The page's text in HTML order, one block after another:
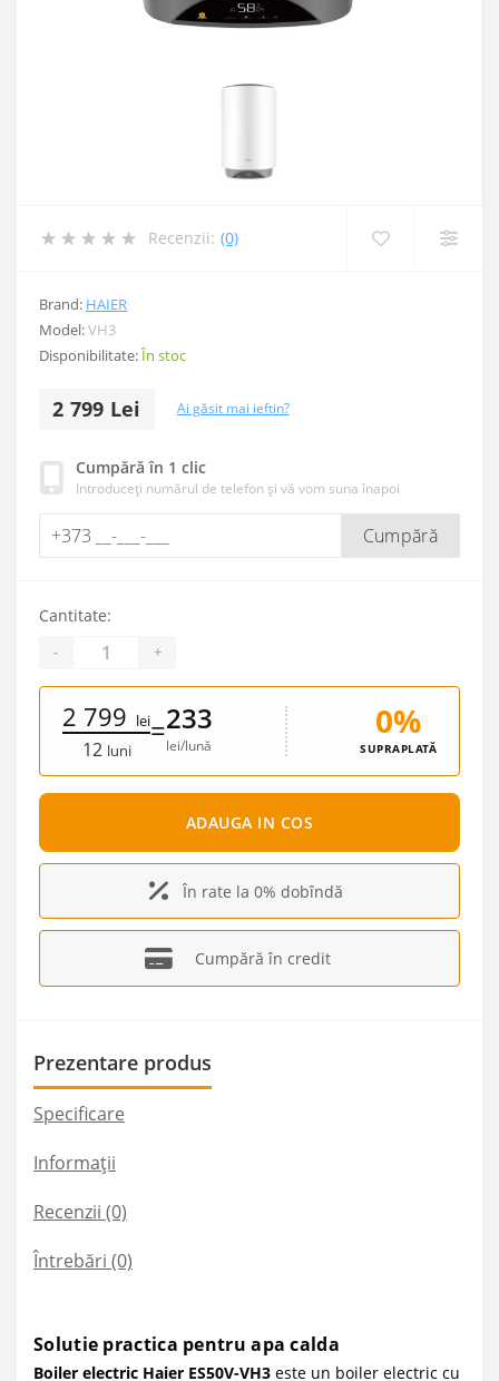
Recenzii: (0)
Brand: HAIER
Model:VH3
Disponibilitate:În stoc
2 799 Lei Ai găsit mai ieftin?
Cumpără în 1 clic
Introduceți numărul de telefon și vă vom suna înapoi
Cumpără
Cantitate:
- +
2 799 lei
12 luni
=233
lei/lună
0%
SUPRAPLATĂ
ADAUGA IN COS
În rate la 0% dobîndă
Cumpără în credit
Prezentare produs
Specificare
Informații
Recenzii (0)
Întrebări (0)
Solutie practica pentru apa calda
Boiler electric Haier ES50V-VH3 este un boiler electric cu